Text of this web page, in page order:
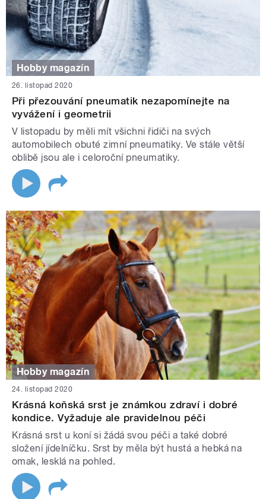
Hobby magazín
26. listopad 2020
Při přezouvání pneumatik nezapomínejte na
vyvážení i geometrii
V listopadu by měli mít všichni řidiči na svých
automobilech obuté zimní pneumatiky. Ve stále větší
oblibě jsou ale i celoroční pneumatiky.
Hobby magazín
24. listopad 2020
Krásná koňská srst je známkou zdraví i dobré
kondice. Vyžaduje ale pravidelnou péči
Krásná srst u koní si žádá svou péči a také dobré
složení jídelníčku. Srst by měla být hustá a hebká na
omak, lesklá na pohled.